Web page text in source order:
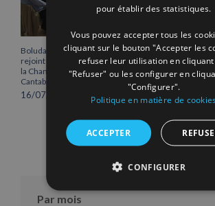
Boluda Corporación Marítima
rejoint l’Assemblée plénière de
la Chambre de commerce de
Cantabrie
16/07/2026
Vicente
par la
de Séville.
12/06/2026
Par mois
pour établir des statistiques.
Vous pouvez accepter tous les
cliquant sur le bouton "Accepter les
refuser leur utilisation en
"Refuser" ou les configurer en
"Configurer".
Politique en matière de cookies
ACCEPTER
CONFIGURER